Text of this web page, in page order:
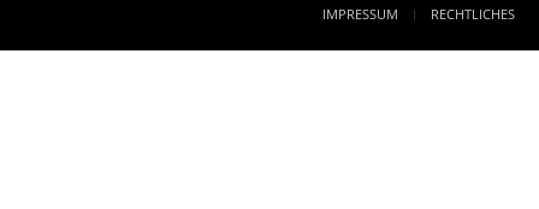
IMPRESSUM
RECHTLICHES